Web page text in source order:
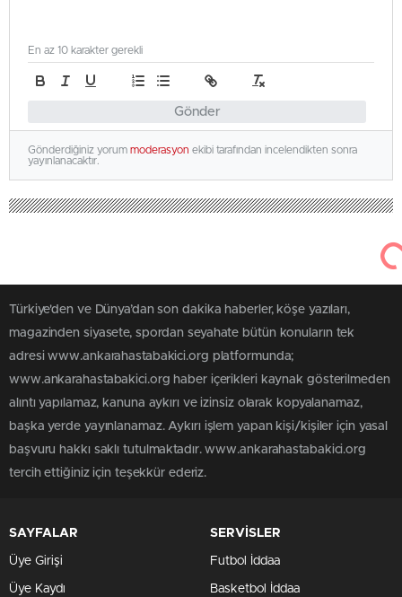
Gönder
En az 10 karakter gerekli
Gönderdiğiniz yorum moderasyon ekibi tarafından incelendikten sonra
yayınlanacaktır.
Türkiye'den ve Dünya’dan son dakika haberler, köşe yazıları,
magazinden siyasete, spordan seyahate bütün konuların tek
adresi www.ankarahastabakici.org platformunda;
www.ankarahastabakici.org haber içerikleri kaynak gösterilmeden
alıntı yapılamaz, kanuna aykırı ve izinsiz olarak kopyalanamaz,
başka yerde yayınlanamaz. Aykırı işlem yapan kişi/kişiler için yasal
başvuru hakkı saklı tutulmaktadır. www.ankarahastabakici.org
tercih ettiğiniz için teşekkür ederiz.
SAYFALAR
Üye Girişi
Üye Kaydı
SERVİSLER
Futbol İddaa
Basketbol İddaa